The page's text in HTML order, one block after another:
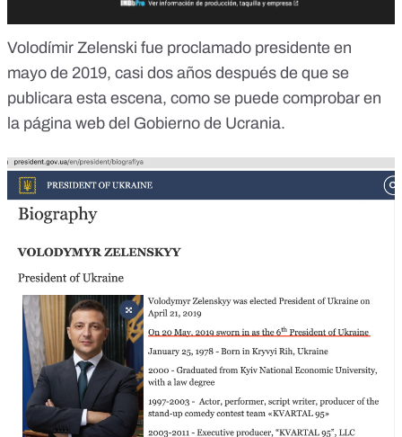
Volodímir Zelenski fue proclamado presidente en
mayo de 2019, casi dos años después de que se
publicara esta escena, como se puede comprobar en
la página web del Gobierno de Ucrania.